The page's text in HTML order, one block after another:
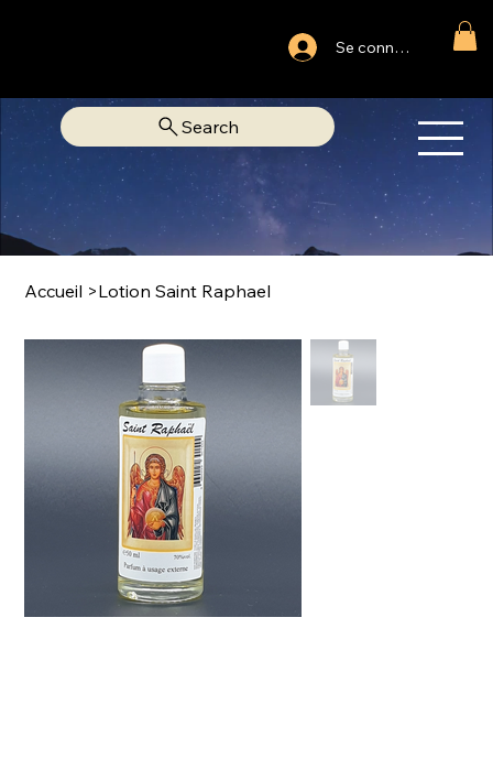
Se connecter
Accueil >Lotion Saint Raphael
LIBRAIRIE SPIRITUELLESearch